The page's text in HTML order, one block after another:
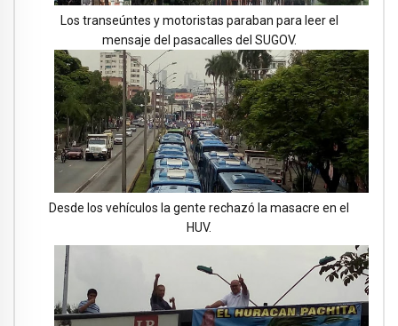
Los transeúntes y motoristas paraban para leer el
mensaje del pasacalles del SUGOV.
Desde los vehículos la gente rechazó la masacre en el
HUV.